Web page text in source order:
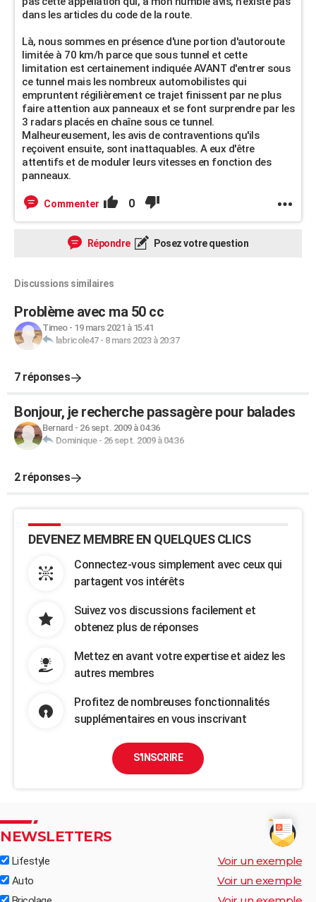
dans les articles du code de la route.
Là, nous sommes en présence d'une portion d'autoroute
limitée à 70 km/h parce que sous tunnel et cette
limitation est certainement indiquée AVANT d'entrer sous
ce tunnel mais les nombreux automobilistes qui
empruntent régilièrement ce trajet finissent par ne plus
faire attention aux panneaux et se font surprendre par les
3 radars placés en chaîne sous ce tunnel.
Malheureusement, les avis de contraventions qu'ils
reçoivent ensuite, sont inattaquables. A eux d'être
attentifs et de moduler leurs vitesses en fonction des
panneaux.
Commenter 0
Répondre Posez votre question
Discussions similaires
Problème avec ma 50 cc
Timeo- 19 mars 2021 à 15:41
labricole47- 8 mars 2023 à 20:37
7 réponses
Bonjour, je recherche passagère pour balades
Bernard - 26 sept. 2009 à 04:36
Dominique- 26 sept. 2009 à 04:36
2 réponses
DEVENEZ MEMBRE EN QUELQUES CLICS
Connectez-vous simplement avec ceux qui
partagent vos intérêts
Suivez vos discussions facilement et
obtenez plus de réponses
Mettez en avant votre expertise et aidez les
autres membres
Profitez de nombreuses fonctionnalités
supplémentaires en vous inscrivant
S'INSCRIRE
NEWSLETTERS
Lifestyle Voir un exemple
Auto Voir un exemple